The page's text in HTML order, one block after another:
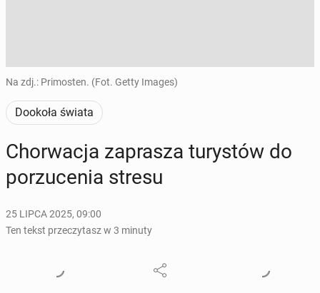
Na zdj.: Primosten. (Fot. Getty Images)
Dookoła świata
Chor­wa­cja za­pra­sza tu­ry­stów do
po­rzu­ce­nia stresu
25 LIPCA 2025, 09:00
Ten tekst przeczytasz w 3 minuty